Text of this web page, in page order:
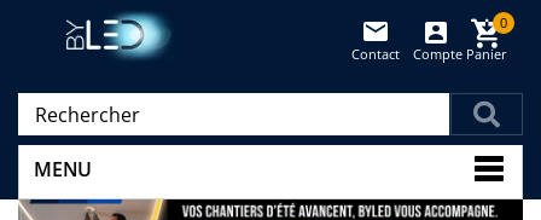
Panier
0
Compte
Contact
MENU